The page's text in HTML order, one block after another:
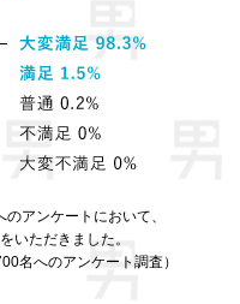
アンケートにおいて、
いただきました。
名へのアンケート調査）